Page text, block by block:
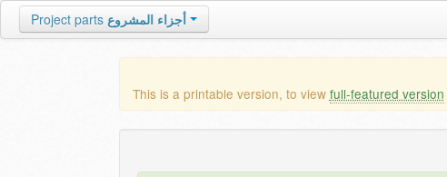
Project parts أجزاء المشروع
This is a printable version, to view full-featured version